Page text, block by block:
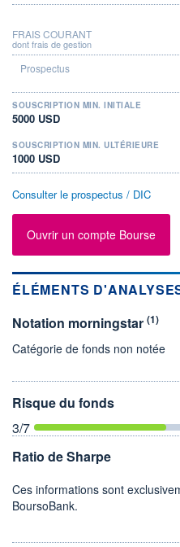
FRAIS COURANT
dont frais de gestion
SOUSCRIPTION MIN. INITIALE
5000 USD
SOUSCRIPTION MIN. ULTÉRIEURE
1000 USD
Consulter le prospectus / DIC
Ouvrir un compte Bourse
ÉLÉMENTS
Notation morningstar (1)
Catégorie de fonds non notée
Risque du fonds
3/7
Ratio de Sharpe
Ces informations sont
BoursoBank.